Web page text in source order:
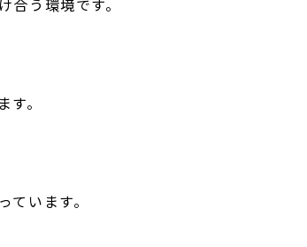
う環境です。
。
います。